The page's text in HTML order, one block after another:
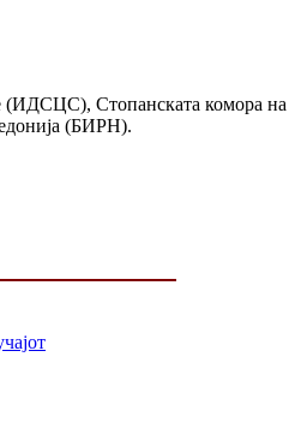
(ИДСЦС), Стопанската комора на
(БИРН).